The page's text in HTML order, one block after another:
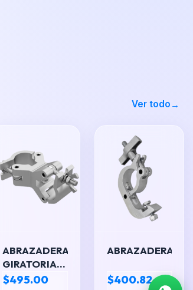
Ver todo
ABRAZADERA
GIRATORIA
X-PRO
$495.00
ABRAZADERA
$400.82